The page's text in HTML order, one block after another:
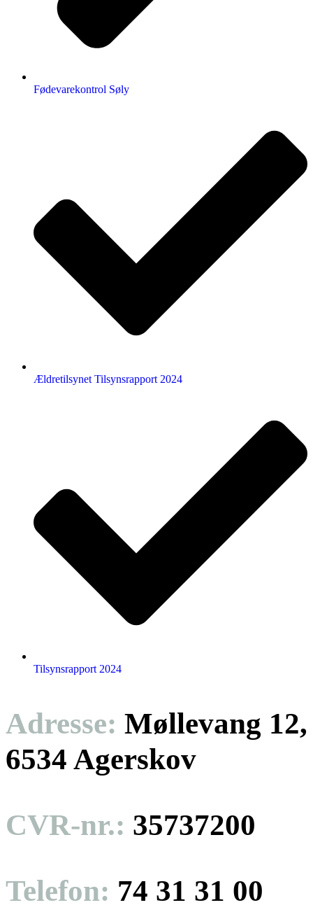
Fødevarekontrol Søly
Ældretilsynet Tilsynsrapport 2024
Tilsynsrapport 2024
Adresse: Møllevang 12,
6534 Agerskov
CVR-nr.: 35737200
Telefon: 74 31 31 00